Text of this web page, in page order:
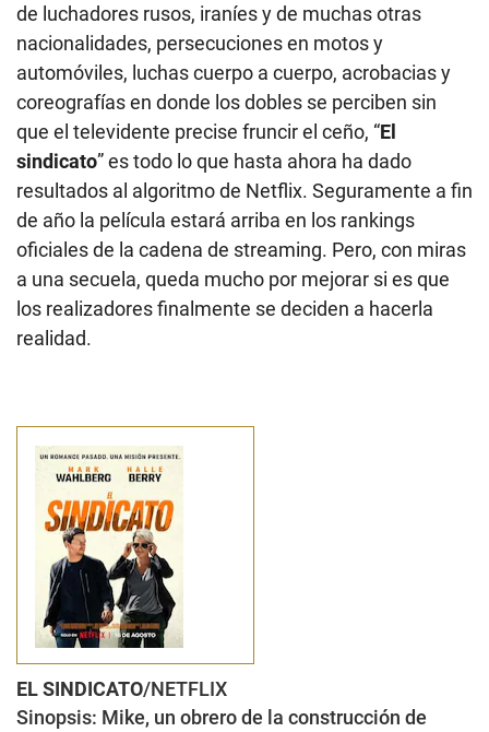
de luchadores rusos, iraníes y de muchas otras
nacionalidades, persecuciones en motos y
automóviles, luchas cuerpo a cuerpo, acrobacias y
coreografías en donde los dobles se perciben sin
que el televidente precise fruncir el ceño, “El
sindicato” es todo lo que hasta ahora ha dado
resultados al algoritmo de Netflix. Seguramente a fin
de año la película estará arriba en los rankings
oficiales de la cadena de streaming. Pero, con miras
a una secuela, queda mucho por mejorar si es que
los realizadores finalmente se deciden a hacerla
realidad.
EL SINDICATO/NETFLIX
Sinopsis: Mike, un obrero de la construcción de